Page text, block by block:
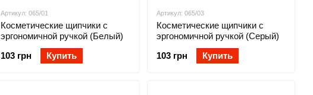
Артикул: 065/01
Косметические щипчики с
эргономичной ручкой (Белый)
103 грн
Купить
Артикул: 065/03
Косметические щипчики с
эргономичной ручкой (Серый)
103 грн
Купить